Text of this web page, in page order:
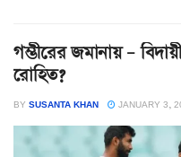
গম্ভীরের জমানায় –
রোহিত?
BY SUSANTA KHAN JANUARY 3,